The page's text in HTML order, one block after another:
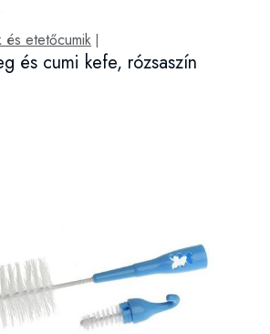
és etetőcumik
és cumi kefe, rózsaszín